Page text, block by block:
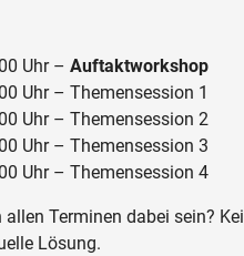
Uhr – Auftaktworkshop
Uhr – Themensession 1
Uhr – Themensession 2
Uhr – Themensession 3
Uhr – Themensession 4
Terminen dabei sein?
Lösung.